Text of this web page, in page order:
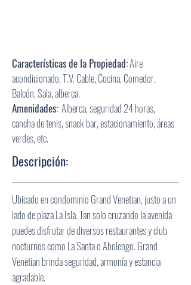
Característicasde la Propiedad:Aire
acondicionado, T.V. Cable, Cocina, Comedor,
Balcón, Sala, alberca.
Amenidades: Alberca, seguridad 24 horas,
cancha de tenis, snack bar, estacionamiento, áreas
verdes, etc.
Descripción:
Ubicado en condominio Grand Venetian, justo a un
lado de plaza La Isla. Tan solo cruzando la avenida
puedes disfrutar de diversos restaurantes y club
nocturnos como La Santa o Abolengo. Grand
Venetian brinda seguridad, armonía y estancia
agradable.